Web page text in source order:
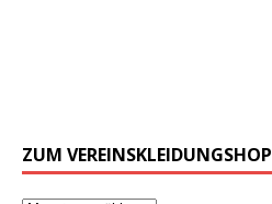
ZUM VEREINSKLEIDUNGSHOP